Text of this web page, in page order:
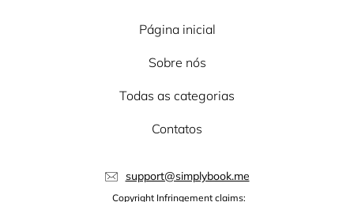
Página inicial
Sobre nós
Todas as categorias
Contatos
support@simplybook.me
Copyright Infringement claims: